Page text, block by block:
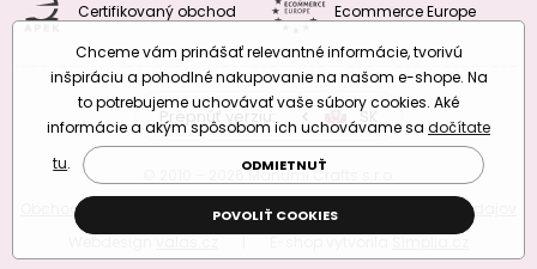
Certifikovaný obchod Ecommerce Europe
Prepnúť verziu: CZSK
© 2010 – 2026 Manumi Crafts s.r.o.
Obchodné podmienky
Podmienky ochrany osobných údajov
Chceme vám prinášať relevantné informácie, tvorivú
inšpiráciu a pohodlné nakupovanie na našom e-shope. Na
to potrebujeme uchovávať vaše súbory cookies. Aké
informácie a akým spôsobom ich uchovávame sa dočítate
tu. ODMIETNUŤ
POVOLIŤ COOKIES